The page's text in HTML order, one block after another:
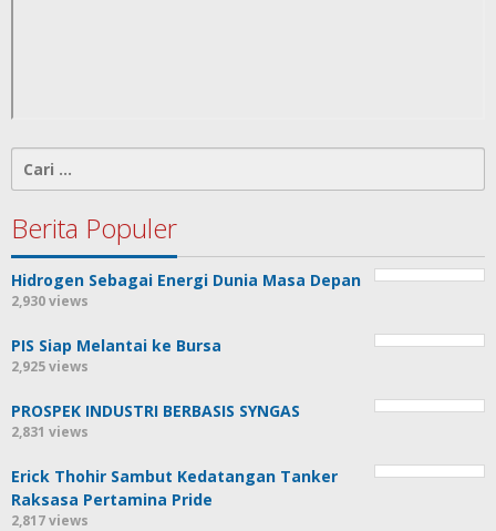
untuk:
Berita Populer
Hidrogen Sebagai Energi Dunia Masa Depan
2,930 views
PIS Siap Melantai ke Bursa
2,925 views
PROSPEK INDUSTRI BERBASIS SYNGAS
2,831 views
Erick Thohir Sambut Kedatangan Tanker
Raksasa Pertamina Pride
2,817 views